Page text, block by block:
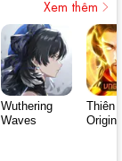
Xem thêm
Wuthering
Waves
Thiên
Origin